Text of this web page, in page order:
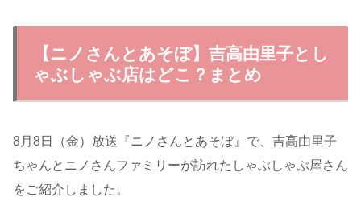
【ニノさんとあそぼ】吉高由里子とし
ゃぶしゃぶ店はどこ？まとめ
8月8日（金）放送『ニノさんとあそぼ』で、吉高由里子
ちゃんとニノさんファミリーが訪れたしゃぶしゃぶ屋さん
をご紹介しました。